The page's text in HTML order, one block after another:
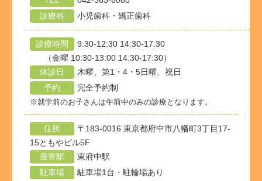
診療科
小児歯科・矯正歯科
診療時間
9:30-12:30 14:30-17:30
（金曜 10:30-13:00 14:30-17:30）
休診日
木曜、第1・4・5日曜、祝日
予約
完全予約制
※就学前のお子さんは午前中のみの診療となります。
住所
〒183-0016 東京都府中市八幡町3丁目17-
15ともやビル5F
最寄駅
東府中駅
駐車場
駐車場1台・駐輪場あり